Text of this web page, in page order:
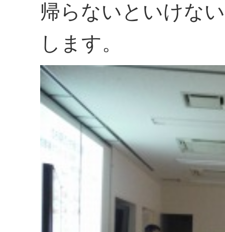
帰らないといけな
します。